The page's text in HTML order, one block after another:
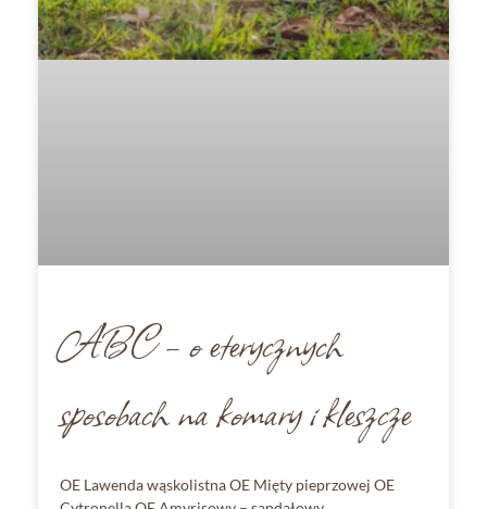
ABC – o eterycznych
sposobach na komary i kleszcze
OE Lawenda wąskolistna OE Mięty pieprzowej OE